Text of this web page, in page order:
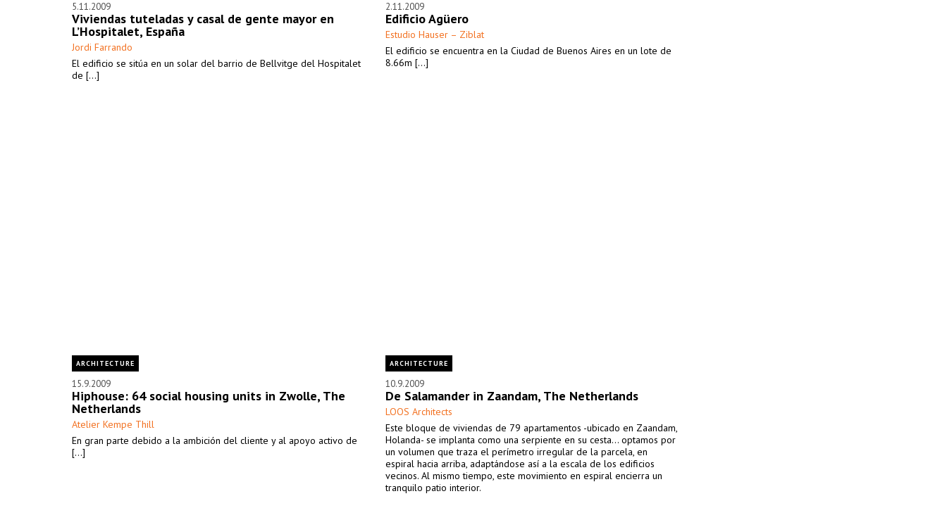
5.11.2009
Viviendas tuteladas y casal de gente mayor en
L’Hospitalet, España
Jordi Farrando
El edificio se sitúa en un solar del barrio de Bellvitge del Hospitalet
de [...]
2.11.2009
Edificio Agüero
Estudio Hauser – Ziblat
El edificio se encuentra en la Ciudad de Buenos Aires en un lote de
8.66m [...]
ARCHITECTURE
15.9.2009
Hiphouse: 64 social housing units in Zwolle, The
Netherlands
Atelier Kempe Thill
En gran parte debido a la ambición del cliente y al apoyo activo de
[...]
ARCHITECTURE
10.9.2009
De Salamander in Zaandam, The Netherlands
LOOS Architects
Este bloque de viviendas de 79 apartamentos -ubicado en Zaandam,
Holanda- se implanta como una serpiente en su cesta... optamos por
un volumen que traza el perímetro irregular de la parcela, en
espiral hacia arriba, adaptándose así a la escala de los edificios
vecinos. Al mismo tiempo, este movimiento en espiral encierra un
tranquilo patio interior.